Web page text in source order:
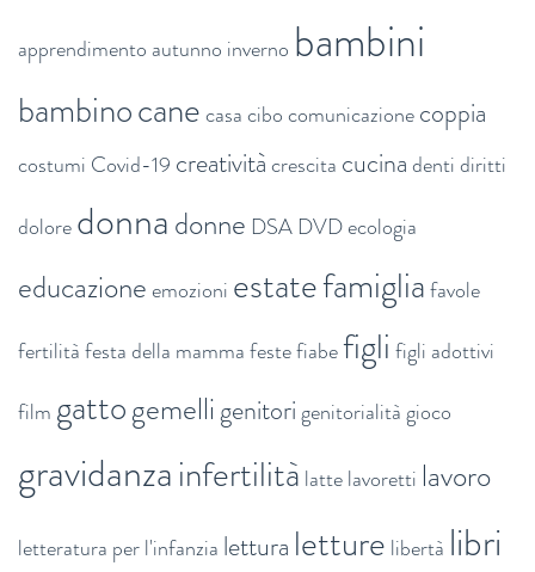
apprendimento autunno inverno bambini
bambinocanecasacibocomunicazionecoppia
costumi Covid-19 creativitàcrescita cucinadentidiritti
doloredonnadonne DSA DVDecologia
educazioneemozioni estatefamigliafavole
fertilitàfesta della mammafestefiabefigli figli adottivi
film gattogemelligenitorigenitorialitàgioco
gravidanzainfertilità lattelavoretti lavoro
letteratura per l'infanzia lettura letture libertà libri